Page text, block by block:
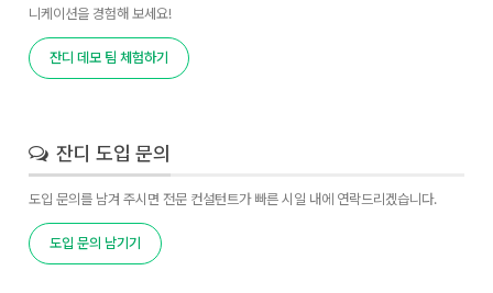
니케이션을 경험해 보세요!
잔디 데모 팀 체험하기
잔디 도입 문의
도입 문의를 남겨 주시면 전문 컨설턴트가 빠른 시일 내에 연락드리겠습니다.
도입 문의 남기기